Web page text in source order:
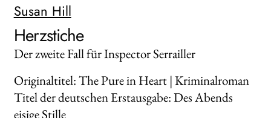
Susan Hill
Herzstiche
Der zweite Fall für Inspector Serrailler
Originaltitel: The Pure in Heart | Kriminalroman
Titel der deutschen Erstausgabe: Des Abends
eisige Stille